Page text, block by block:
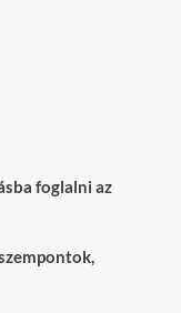
foglalni az